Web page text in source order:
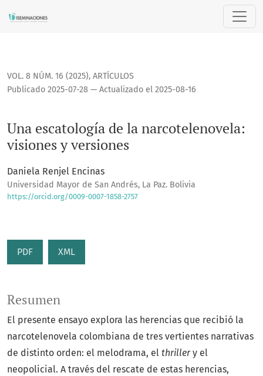
Una escatología de la narcotelenovela: visiones y versiones
VOL. 8 NÚM. 16 (2025), ARTÍCULOS
Una escatología de la narcotelenovela:
visiones y versiones
Publicado 2025-07-28 — Actualizado el 2025-08-16
Daniela Renjel Encinas
Universidad Mayor de San Andrés, La Paz. Bolivia
https://orcid.org/0009-0007-1858-2757
PDF XML
Resumen
El presente ensayo explora las herencias que recibió la
narcotelenovela colombiana de tres vertientes narrativas
de distinto orden: el melodrama, el thrillery el
neopolicial. A través del rescate de estas herencias,